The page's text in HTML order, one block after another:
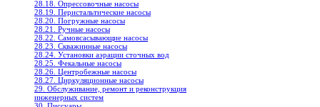
28.18. Опрессовочные насосы
28.19. Перистальтические насосы
28.20. Погружные насосы
28.21. Ручные насосы
28.22. Самовсасывающие насосы
28.23. Скважинные насосы
28.24. Установки аэрации сточных вод
28.25. Фекальные насосы
28.26. Центробежные насосы
28.27. Циркуляционные насосы
29. Обслуживание, ремонт и реконструкция
инженерных систем